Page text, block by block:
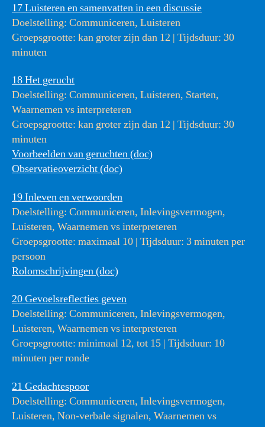
17 Luisteren en samenvatten in een discussie
Doelstelling: Communiceren, Luisteren
Groepsgrootte: kan groter zijn dan 12 | Tijdsduur: 30
minuten
18 Het gerucht
Doelstelling: Communiceren, Luisteren, Starten,
Waarnemen vs interpreteren
Groepsgrootte: kan groter zijn dan 12 | Tijdsduur: 30
minuten
Voorbeelden van geruchten (doc)
Observatieoverzicht (doc)
19 Inleven en verwoorden
Doelstelling: Communiceren, Inlevingsvermogen,
Luisteren, Waarnemen vs interpreteren
Groepsgrootte: maximaal 10 | Tijdsduur: 3 minuten per
persoon
Rolomschrijvingen (doc)
20 Gevoelsreflecties geven
Doelstelling: Communiceren, Inlevingsvermogen,
Luisteren, Waarnemen vs interpreteren
Groepsgrootte: minimaal 12, tot 15 | Tijdsduur: 10
minuten per ronde
21 Gedachtespoor
Doelstelling: Communiceren, Inlevingsvermogen,
Luisteren, Non-verbale signalen, Waarnemen vs